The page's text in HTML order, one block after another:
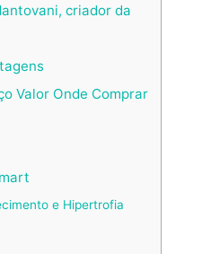
criador da
Valor Onde Comprar
e Hipertrofia